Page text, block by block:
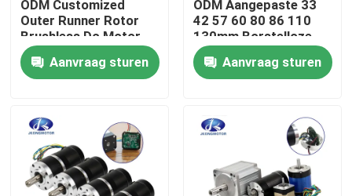
Huis
Producten
Fabrieksreis
ODM Customized
Outer Runner Rotor
Brushless Dc Motor
met remencoder
versnellingsbak
ingebouwd in de
Aanvraag sturen
ODM Aangepaste 33
42 57 60 80 86 110
130mm Borstelloze
Gelijkstroommotor
met Rem Encoder
Versnellingsbak
Aanvraag sturen